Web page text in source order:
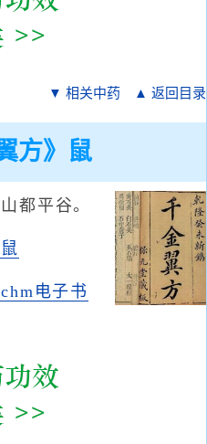
▼ 相关中药 ▲ 返回目录
方》鼠
都平谷。
电子书